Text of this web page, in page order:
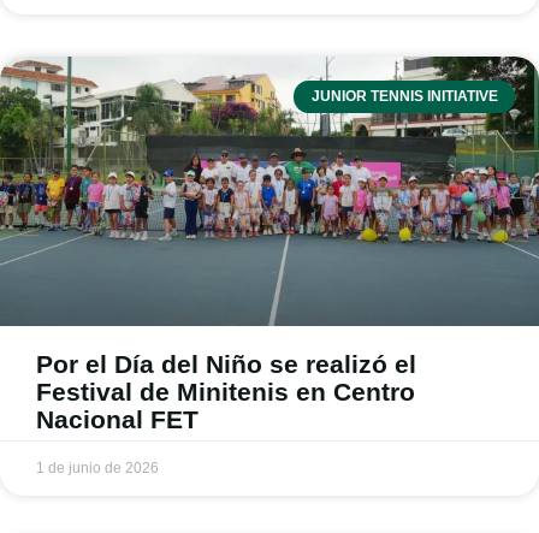
JUNIOR TENNIS INITIATIVE
Por el Día del Niño se realizó el
Festival de Minitenis en Centro
Nacional FET
1 de junio de 2026